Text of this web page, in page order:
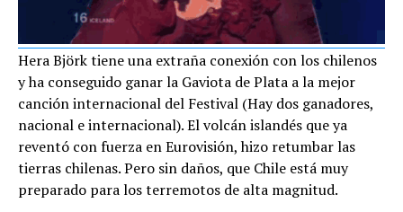
Hera Björk tiene una extraña conexión con los chilenos
y ha conseguido ganar la Gaviota de Plata a la mejor
canción internacional del Festival (Hay dos ganadores,
nacional e internacional). El volcán islandés que ya
reventó con fuerza en Eurovisión, hizo retumbar las
tierras chilenas. Pero sin daños, que Chile está muy
preparado para los terremotos de alta magnitud.